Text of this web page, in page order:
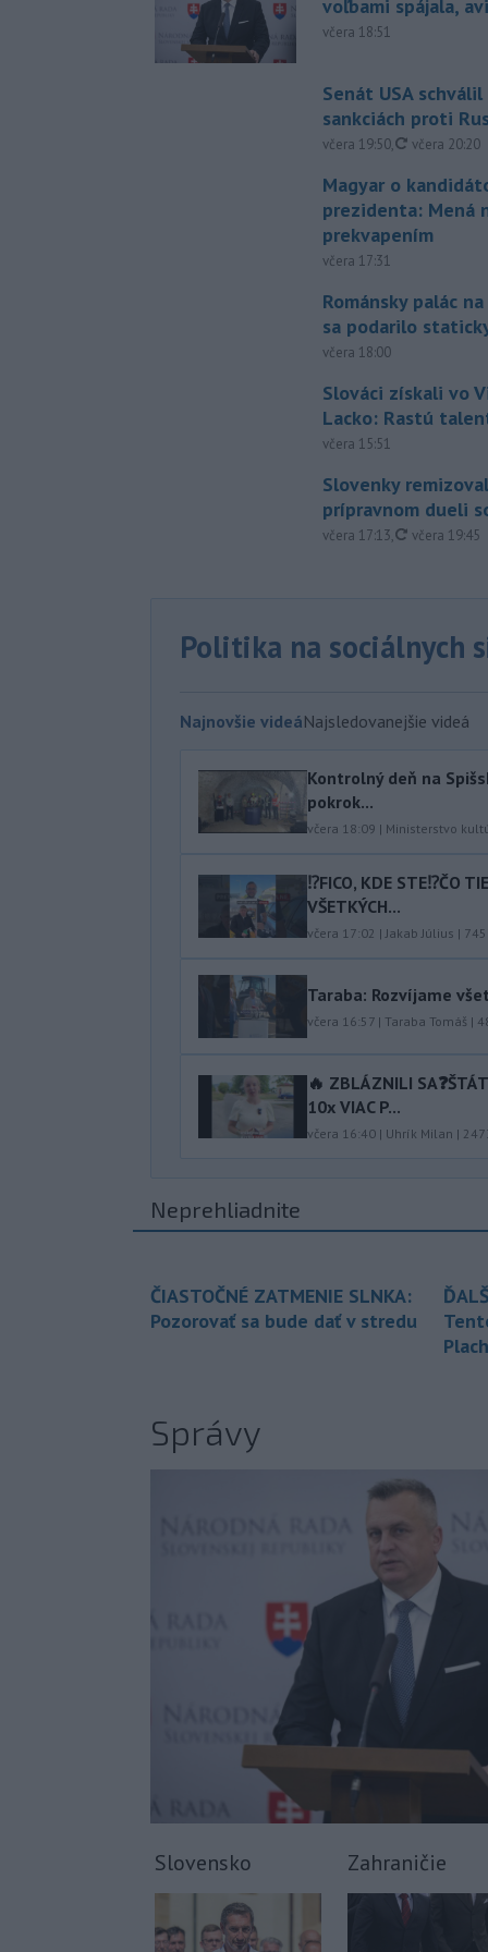
voľbami spájala,
včera 18:51
Senát USA
sankciách proti
včera 19:50, aktualizované
včera 20:20
Magyar o
prezidenta: Mená
prekvapením
včera 17:31
Románsky palác
sa podarilo
včera 18:00
Slováci získali vo
Lacko: Rastú
včera 15:51
Slovenky
prípravnom dueli
včera 17:13, aktualizované
včera 19:45
Politika na sociálnych
Najnovšie videáNajsledovanejšie videá
Kontrolný deň na
pokrok...
včera 18:09 | Ministerstvo
⁉️FICO, KDE STE⁉️ČO
VŠETKÝCH...
včera 17:02 | Jakab Július |
Taraba: Rozvíjame
včera 16:57 | Taraba Tomáš |
🔥 ZBLÁZNILI
10x VIAC P...
včera 16:40 | Uhrík Milan |
Neprehliadnite
ČIASTOČNÉ ZATMENIE SLNKA:
Pozorovať sa bude dať v stredu
Správy
Slovensko Zahraničie